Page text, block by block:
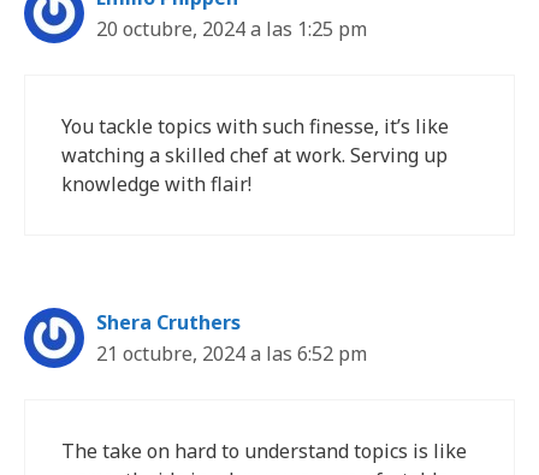
20 octubre, 2024 a las 1:25 pm
You tackle topics with such finesse, it’s like
watching a skilled chef at work. Serving up
knowledge with flair!
Shera Cruthers
21 octubre, 2024 a las 6:52 pm
The take on hard to understand topics is like